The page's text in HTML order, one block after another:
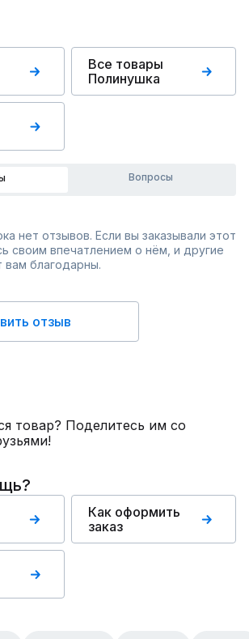
Все товары
Полинушка
Вопросы
нет отзывов. Если вы заказывали этот
своим впечатлением о нём, и другие
вам благодарны.
отзыв
товар? Поделитесь им со
Как оформить
заказ